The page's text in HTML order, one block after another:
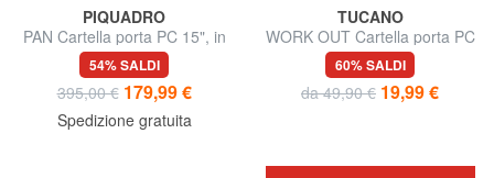
PIQUADRO
PAN Cartella porta PC 15", in
pelle
54% SALDI
395,00 € 179,99 €
Spedizione gratuita
TUCANO
WORK OUT Cartella porta PC
13" con tracolla
60% SALDI
da 49,90 € 19,99 €